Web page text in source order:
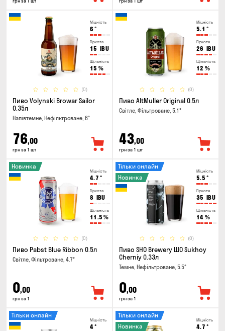
Міцність
6 °
Гіркота
15 IBU
Щільність
15 %
(0)
Пиво Volynski Browar Sailor
0.35л
Напівтемне, Нефільтроване, 6°
76,00
грн за 1 шт
Міцність
5.1 °
Гіркота
26 IBU
Щільність
12 %
(0)
Пиво AltMuller Original 0.5л
Світле, Фільтроване, 5.1°
43,00
грн за 1 шт
Міцність
4.7 °
Гіркота
8 IBU
Щільність
11.5 %
(0)
Новинка
Пиво Pabst Blue Ribbon 0.5л
Світле, Фільтроване, 4.7°
0,00
грн за 1
Міцність
5.5 °
Гіркота
35 IBU
Щільність
14 %
(0)
Тільки онлайн
Новинка
Пиво SHO Brewery ШО Sukhoy
Cherniy 0.33л
Темне, Нефільтроване, 5.5°
0,00
грн за 1
Міцність
4°
Тільки онлайн
Міцність
4.7 °
Тільки онлайн
Новинка